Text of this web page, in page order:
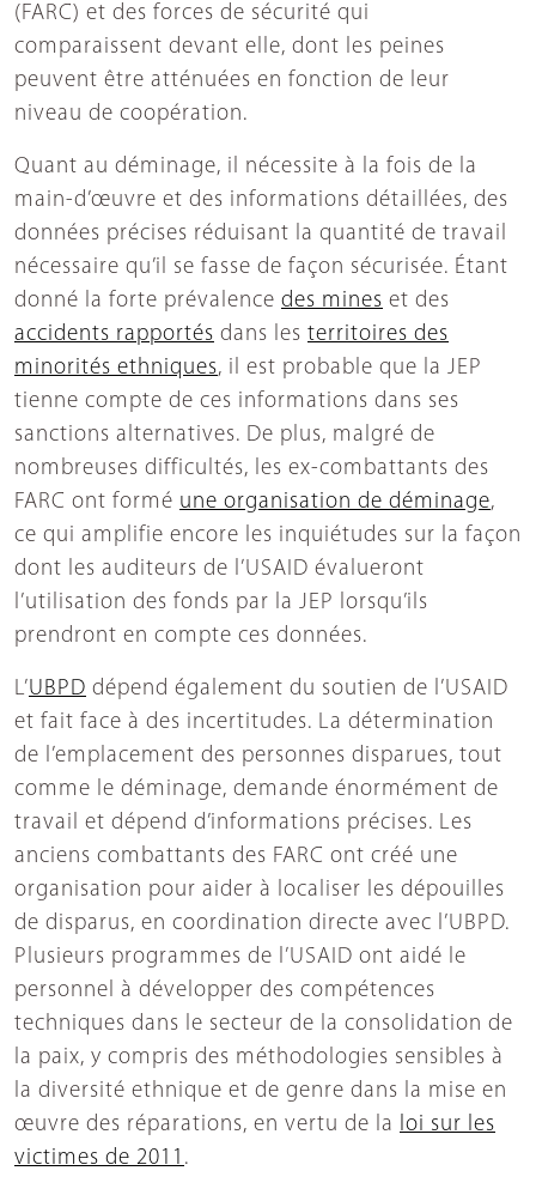
(FARC) et des forces de sécurité qui
comparaissent devant elle, dont les peines
peuvent être atténuées en fonction de leur
niveau de coopération.
Quant au déminage, il nécessite à la fois de la
main-d’œuvre et des informations détaillées, des
données précises réduisant la quantité de travail
nécessaire qu’il se fasse de façon sécurisée. Étant
donné la forte prévalence des mines et des
accidents rapportés dans les territoires des
minorités ethniques, il est probable que la JEP
tienne compte de ces informations dans ses
sanctions alternatives. De plus, malgré de
nombreuses difficultés, les ex-combattants des
FARC ont formé une organisation de déminage,
ce qui amplifie encore les inquiétudes sur la façon
dont les auditeurs de l’USAID évalueront
l’utilisation des fonds par la JEP lorsqu’ils
prendront en compte ces données.
L’UBPD dépend également du soutien de l’USAID
et fait face à des incertitudes. La détermination
de l’emplacement des personnes disparues, tout
comme le déminage, demande énormément de
travail et dépend d’informations précises. Les
anciens combattants des FARC ont créé une
organisation pour aider à localiser les dépouilles
de disparus, en coordination directe avec l’UBPD.
Plusieurs programmes de l’USAID ont aidé le
personnel à développer des compétences
techniques dans le secteur de la consolidation de
la paix, y compris des méthodologies sensibles à
la diversité ethnique et de genre dans la mise en
œuvre des réparations, en vertu de la loi sur les
victimes de 2011 .